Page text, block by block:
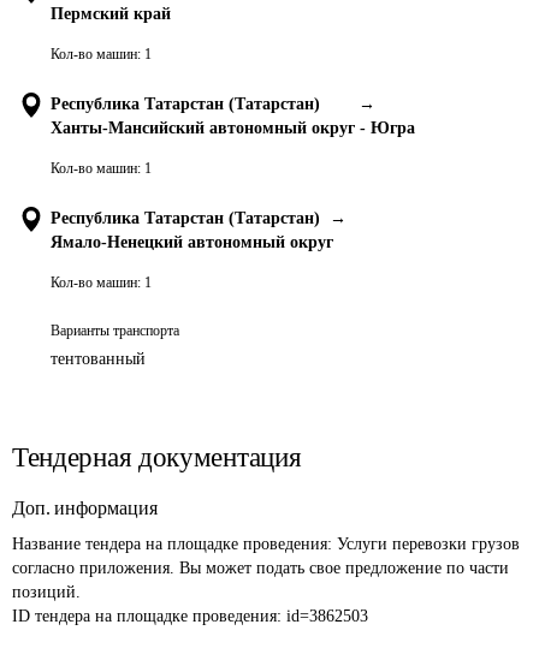
Пермский край
Кол-во машин: 1
Республика Татарстан (Татарстан)
→
Ханты-Мансийский автономный округ - Югра
Кол-во машин: 1
Республика Татарстан (Татарстан)
→
Ямало-Ненецкий автономный округ
Кол-во машин: 1
Варианты транспорта
тентованный
Тендерная документация
Доп. информация
Название тендера на площадке проведения: Услуги перевозки грузов
согласно приложения. Вы может подать свое предложение по части
позиций.
ID тендера на площадке проведения: id=3862503